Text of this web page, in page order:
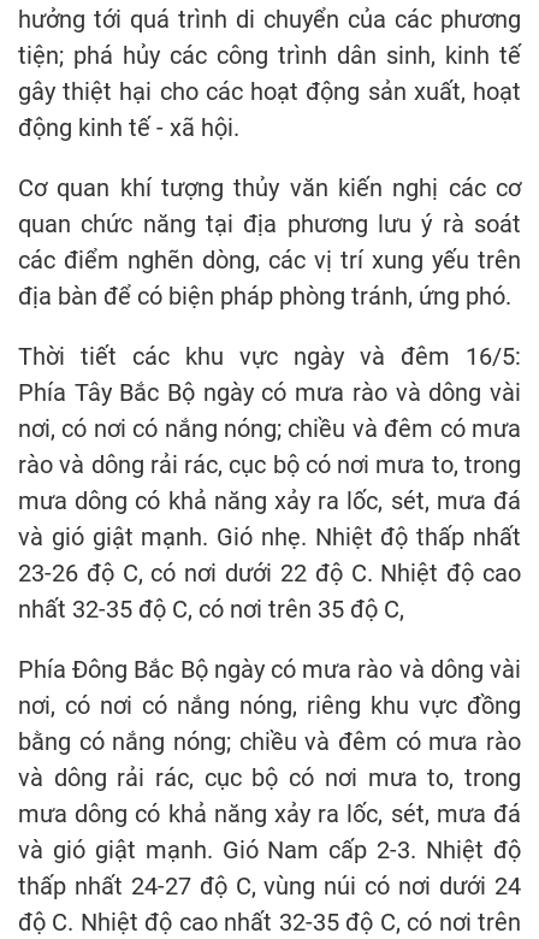
hưởng tới quá trình di chuyển của các phương
tiện; phá hủy các công trình dân sinh, kinh tế
gây thiệt hại cho các hoạt động sản xuất, hoạt
động kinh tế - xã hội.
Cơ quan khí tượng thủy văn kiến nghị các cơ
quan chức năng tại địa phương lưu ý rà soát
các điểm nghẽn dòng, các vị trí xung yếu trên
địa bàn để có biện pháp phòng tránh, ứng phó.
Thời tiết các khu vực ngày và đêm 16/5:
Phía Tây Bắc Bộ ngày có mưa rào và dông vài
nơi, có nơi có nắng nóng; chiều và đêm có mưa
rào và dông rải rác, cục bộ có nơi mưa to, trong
mưa dông có khả năng xảy ra lốc, sét, mưa đá
và gió giật mạnh. Gió nhẹ. Nhiệt độ thấp nhất
23-26 độ C, có nơi dưới 22 độ C. Nhiệt độ cao
nhất 32-35 độ C, có nơi trên 35 độ C,
Phía Đông Bắc Bộ ngày có mưa rào và dông vài
nơi, có nơi có nắng nóng, riêng khu vực đồng
bằng có nắng nóng; chiều và đêm có mưa rào
và dông rải rác, cục bộ có nơi mưa to, trong
mưa dông có khả năng xảy ra lốc, sét, mưa đá
và gió giật mạnh. Gió Nam cấp 2-3. Nhiệt độ
thấp nhất 24-27 độ C, vùng núi có nơi dưới 24
độ C. Nhiệt độ cao nhất 32-35 độ C, có nơi trên